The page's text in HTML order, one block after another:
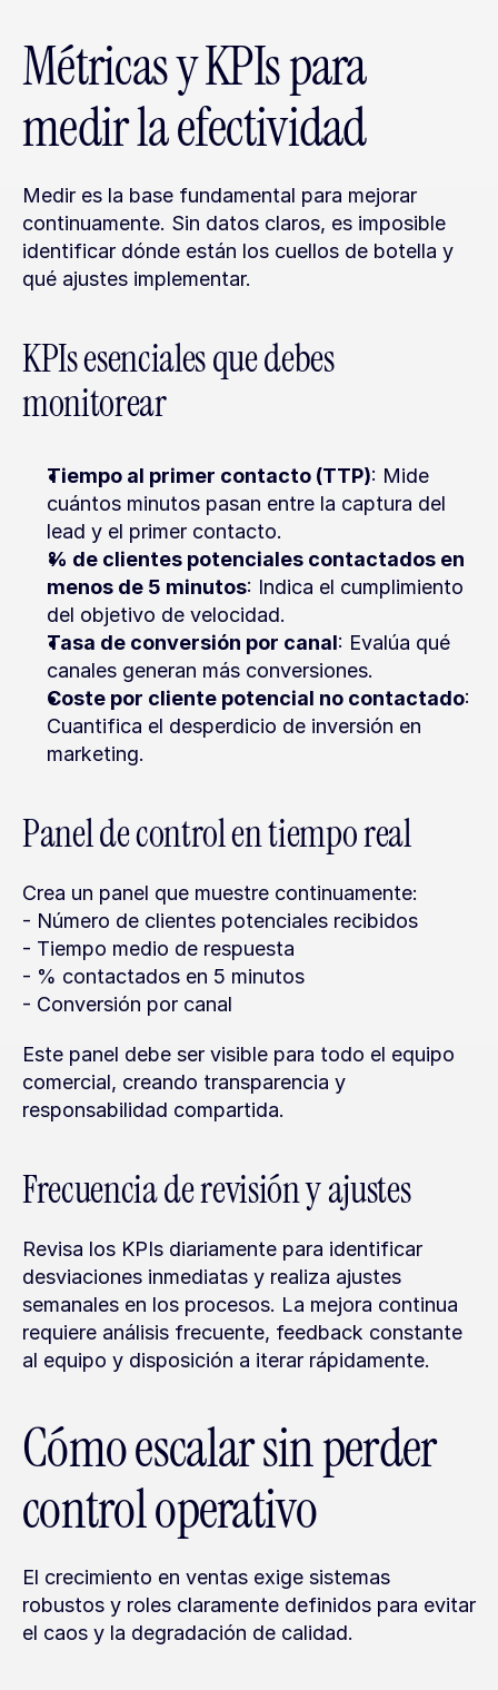
Métricas y KPIs para
medir la efectividad
Medir es la base fundamental para mejorar
continuamente. Sin datos claros, es imposible
identificar dónde están los cuellos de botella y
qué ajustes implementar.
KPIs esenciales que debes
monitorear
Tiempo al primer contacto (TTP): Mide
cuántos minutos pasan entre la captura del
lead y el primer contacto.
% de clientes potenciales contactados en
menos de 5 minutos: Indica el cumplimiento
del objetivo de velocidad.
Tasa de conversión por canal: Evalúa qué
canales generan más conversiones.
Coste por cliente potencial no contactado:
Cuantifica el desperdicio de inversión en
marketing.
Panel de control en tiempo real
Crea un panel que muestre continuamente:
- Número de clientes potenciales recibidos
- Tiempo medio de respuesta
- % contactados en 5 minutos
- Conversión por canal
Este panel debe ser visible para todo el equipo
comercial, creando transparencia y
responsabilidad compartida.
Frecuencia de revisión y ajustes
Revisa los KPIs diariamente para identificar
desviaciones inmediatas y realiza ajustes
semanales en los procesos. La mejora continua
requiere análisis frecuente, feedback constante
al equipo y disposición a iterar rápidamente.
Cómo escalar sin perder
control operativo
El crecimiento en ventas exige sistemas
robustos y roles claramente definidos para evitar
el caos y la degradación de calidad.